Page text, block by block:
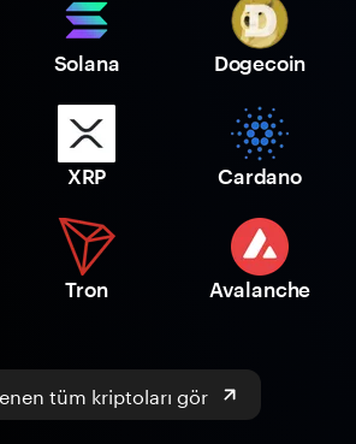
Solana Dogecoin
XRP Cardano
Tron Avalanche
tüm kriptoları gör